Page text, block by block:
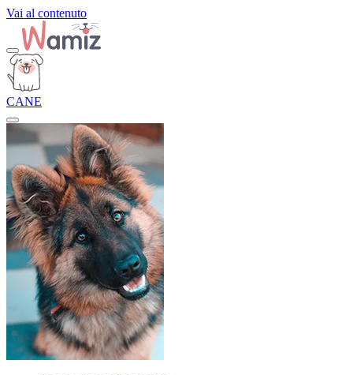
Vai al contenuto
CANE